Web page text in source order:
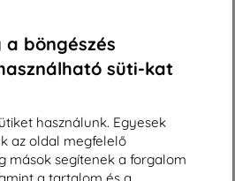
a böngészés
süti-kat
használunk. Egyesek
az oldal megfelelő
mások segítenek a forgalom
a tartalom és a
Raktáron 2 darab
-10%